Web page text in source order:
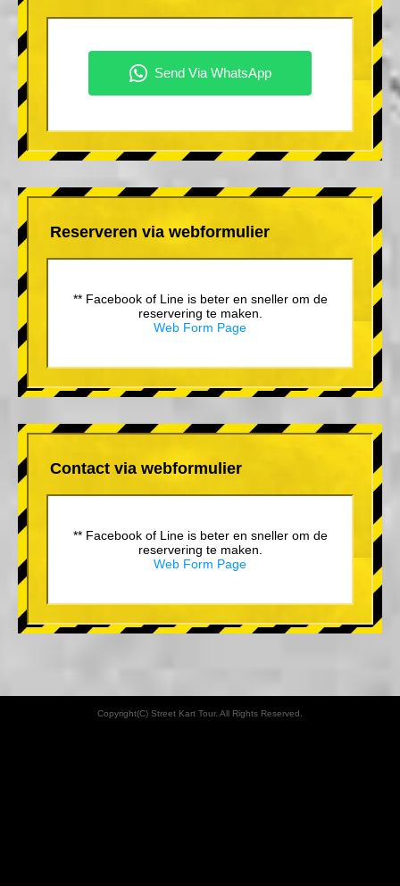
Reserveren via webformulier
** Facebook of Line is beter en sneller om de
reservering te maken.
Web Form Page
Contact via webformulier
** Facebook of Line is beter en sneller om de
reservering te maken.
Web Form Page
Copyright(C) Street Kart Tour. All Rights Reserved.